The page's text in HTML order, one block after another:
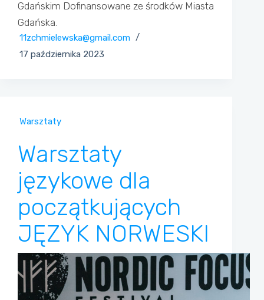
Gdańskim Dofinansowane ze środków Miasta
Gdańska.
11zchmielewska@gmail.com
17 października 2023
Warsztaty
Warsztaty
językowe dla
początkujących
JĘZYK NORWESKI